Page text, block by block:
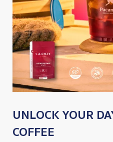
UNLOCK YOUR
COFFEE